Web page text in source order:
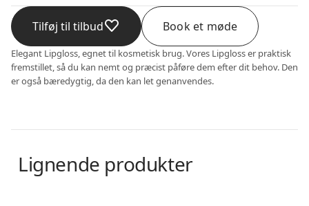
Tilføj til tilbud Book et møde
Elegant Lipgloss, egnet til kosmetisk brug. Vores Lipgloss er praktisk
fremstillet, så du kan nemt og præcist påføre dem efter dit behov. Den
er også bæredygtig, da den kan let genanvendes.
Lignende produkter